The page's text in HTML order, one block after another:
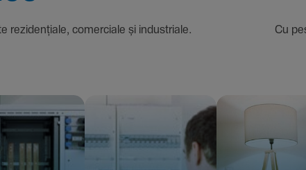
rezi­den­țiale, comer­ciale și indus­triale. Cu peste